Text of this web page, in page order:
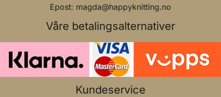
Epost: magda@happyknitting.no
Våre betalingsalternativer
Kundeservice